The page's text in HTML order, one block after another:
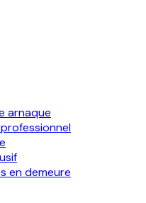
arnaque
en demeure